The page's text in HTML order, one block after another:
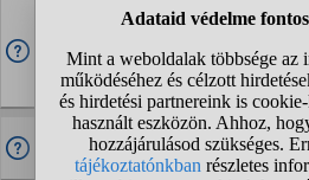
Bélfertőzésem van valószínű
kezd el hatni?
3 hete gőrcsöl a gyomrom és
Egy krónikus közèpfül
javulni kellene az